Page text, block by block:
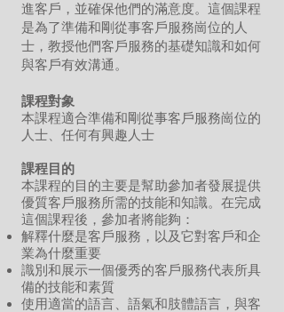
進客戶，並確保他們的滿意度。這個課程
是為了準備和剛從事客戶服務崗位的人
士，教授他們客戶服務的基礎知識和如何
與客戶有效溝通。
課程對象
本課程適合準備和剛從事客戶服務崗位的
人士、任何有興趣人士
課程目的
本課程的目的主要是幫助參加者發展提供
優質客戶服務所需的技能和知識。在完成
這個課程後，參加者將能夠：
解釋什麼是客戶服務，以及它對客戶和企
業為什麼重要
識別和展示一個優秀的客戶服務代表所具
備的技能和素質
使用適當的語言、語氣和肢體語言，與客